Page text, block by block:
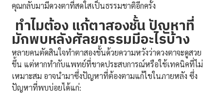
คุณกลับมามีดวงตาที่สดใสเป็นธรรมชาติอีกครั้ง
ทำไมต้อง แก้ตาสองชั้น ปัญหาที่
มักพบหลังศัลยกรรมมีอะไรบ้าง
หลายคนตัดสินใจทำตาสองชั้นด้วยความหวังว่าดวงตาจะดูสวย
ขึ้น แต่หากทำกับแพทย์ที่ขาดประสบการณ์หรือใช้เทคนิคที่ไม่
เหมาะสม อาจนำมาซึ่งปัญหาที่ต้องตามแก้ไขในภายหลัง ซึ่ง
ปัญหาที่พบบ่อยได้แก่: